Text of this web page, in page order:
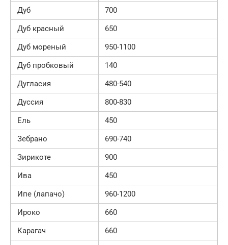
Дуб
700
Дуб красный
650
Дуб мореный
950-1100
Дуб пробковый
140
Дугласия
480-540
Дуссия
800-830
Ель
450
Зебрано
690-740
Зирикоте
900
Ива
450
Ипе (лапачо)
960-1200
Ироко
660
Карагач
660